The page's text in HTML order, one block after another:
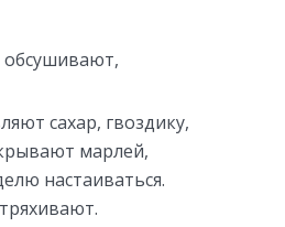
сахар, гвоздику,
марлей,
настаиваться.